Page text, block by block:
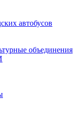
автобусов
объединения